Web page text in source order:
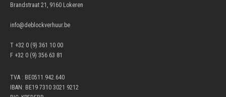
Brandstraat 21, 9160 Lokeren
info@deblockverhuur.be
T +32 0 (9) 361 10 00
F +32 0 (9) 356 63 81
TVA : BE0511.942.640
IBAN: BE19 7310 3021 9212